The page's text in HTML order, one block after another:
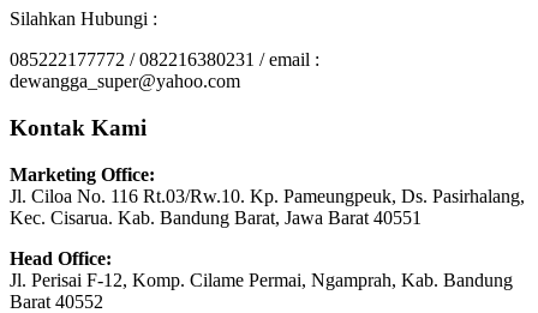
Silahkan Hubungi :
085222177772 / 082216380231 / email :
dewangga_super@yahoo.com
Kontak Kami
Marketing Office:
Jl. Ciloa No. 116 Rt.03/Rw.10. Kp. Pameungpeuk, Ds. Pasirhalang,
Kec. Cisarua. Kab. Bandung Barat, Jawa Barat 40551
Head Office:
Jl. Perisai F-12, Komp. Cilame Permai, Ngamprah, Kab. Bandung
Barat 40552